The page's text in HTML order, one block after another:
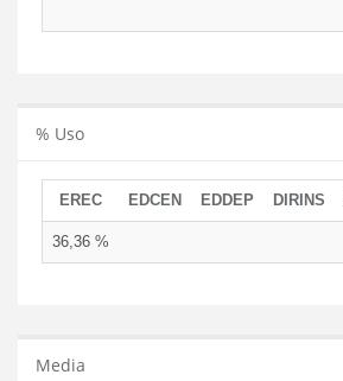
% Uso
EREC EDCEN EDDEP DIRINS
36,36 %
Media